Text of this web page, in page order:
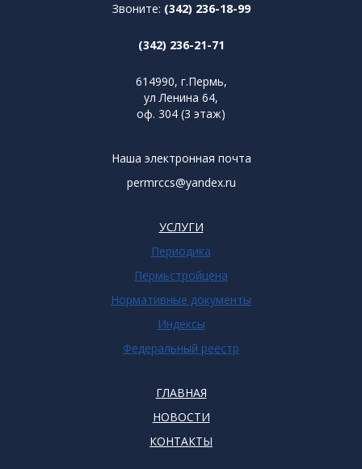
Звоните: (342) 236-18-99
(342) 236-21-71
614990, г.Пермь,
ул Ленина 64,
оф. 304 (3 этаж)
Наша электронная почта
permrccs@yandex.ru
УСЛУГИ
Периодика
Пермьстройцена
Нормативные документы
Индексы
Федеральный реестр
ГЛАВНАЯ
НОВОСТИ
КОНТАКТЫ